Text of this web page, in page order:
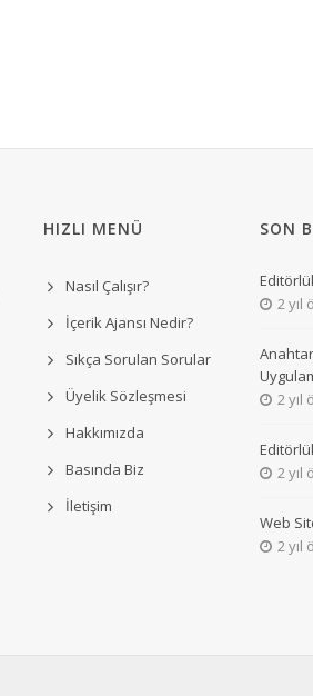
HIZLI MENÜ
Nasıl Çalışır?
İçerik Ajansı Nedir?
Sıkça Sorulan Sorular
Üyelik Sözleşmesi
Hakkımızda
Basında Biz
İletişim
SON
2 yıl
2 yıl
2 yıl
Web
2 yıl